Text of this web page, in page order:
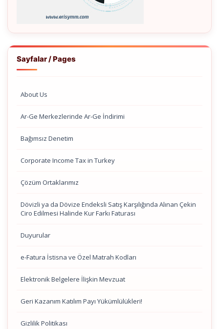
Sayfalar / Pages
About Us
Ar-Ge Merkezlerinde Ar-Ge İndirimi
Bağımsız Denetim
Corporate Income Tax in Turkey
Çözüm Ortaklarımız
Dövizli ya da Dövize Endeksli Satış Karşılığında Alınan Çekin
Ciro Edilmesi Halinde Kur Farkı Faturası
Duyurular
e-Fatura İstisna ve Özel Matrah Kodları
Elektronik Belgelere İlişkin Mevzuat
Geri Kazanım Katılım Payı Yükümlülükleri!
Gizlilik Politikası